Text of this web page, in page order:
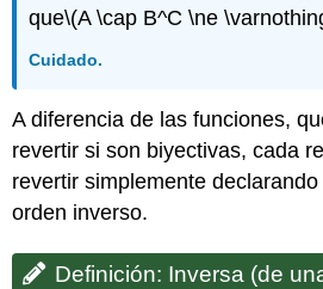
que\(A \cap B^C \ne
Cuidado.
A diferencia de las funciones,
revertir si son biyectivas, cada
revertir simplemente declarando
orden inverso.
Definición: Inversa (de